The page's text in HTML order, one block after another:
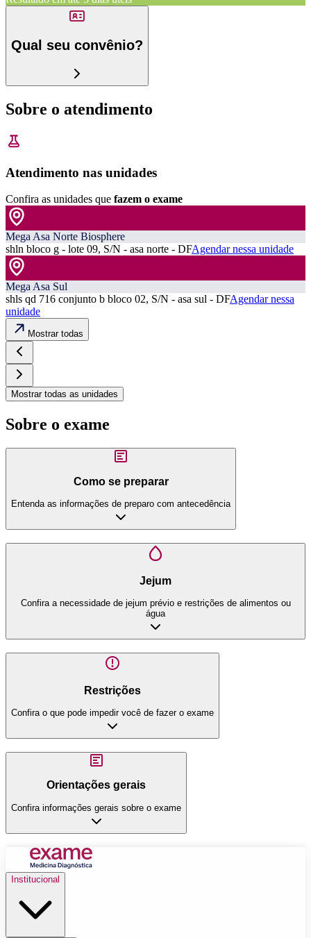
Qual seu convênio?
Sobre o atendimento
Atendimento nas unidades
Confira as unidades que fazem o exame
Mega Asa Norte Biosphere
shln bloco g - lote 09, S/N - asa norte - DFAgendar nessa unidade
Mega Asa Sul
shls qd 716 conjunto b bloco 02, S/N - asa sul - DFAgendar nessa
unidade
Mostrar todas
Mostrar todas as unidades
Sobre o exame
Como se preparar
Entenda as informações de preparo com antecedência
Jejum
Confira a necessidade de jejum prévio e restrições de alimentos ou
água
Restrições
Confira o que pode impedir você de fazer o exame
Orientações gerais
Confira informações gerais sobre o exame
Institucional